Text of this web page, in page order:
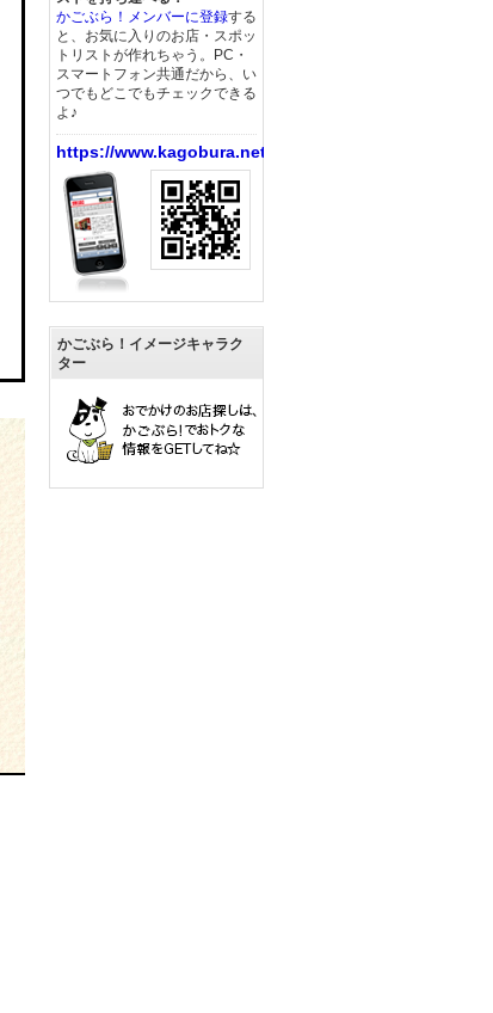
かごぶら！メンバーに登録する
と、お気に入りのお店・スポッ
トリストが作れちゃう。PC・
スマートフォン共通だから、い
つでもどこでもチェックできる
よ♪
https://www.kagobura.net/
かごぶら！イメージキャラク
ター